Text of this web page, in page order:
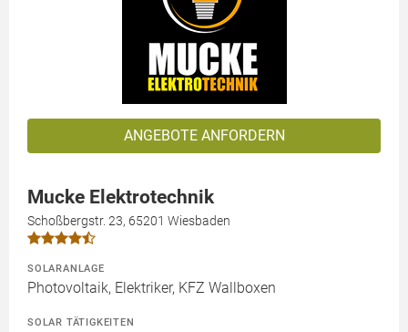
ANGEBOTE ANFORDERN
Mucke Elektrotechnik
Schoßbergstr. 23, 65201 Wiesbaden
SOLARANLAGE
Photovoltaik, Elektriker, KFZ Wallboxen
SOLAR TÄTIGKEITEN